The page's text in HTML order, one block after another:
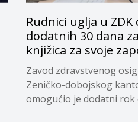
Rudnici uglja u ZDK
dodatnih 30 dana
knjižica za svoje
Zavod zdravstvenog
Zeničko-dobojskog
omogućio je dodatni rok